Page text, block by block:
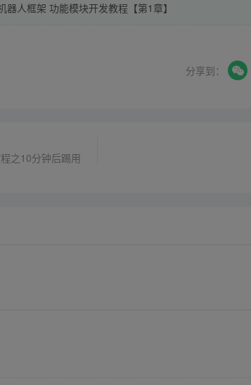
器人框架 功能模块开发教程【第1章】
分享到：
之10分钟后踢用